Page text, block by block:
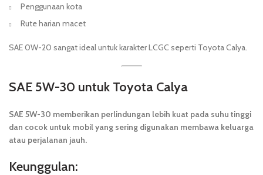
Penggunaan kota
Rute harian macet
SAE 0W-20 sangat ideal untuk karakter LCGC seperti Toyota Calya.
SAE 5W-30 untuk Toyota Calya
SAE 5W-30 memberikan perlindungan lebih kuat pada suhu tinggi
dan cocok untuk mobil yang sering digunakan membawa keluarga
atau perjalanan jauh.
Keunggulan: